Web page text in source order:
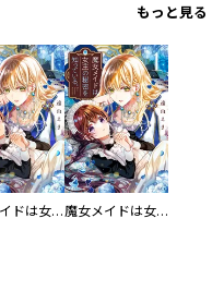
もっと見る
魔女メイドは女王の秘密を知っている。 分冊版 魔女メイドは女王の秘密を知っている。